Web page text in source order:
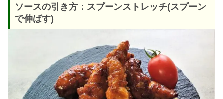
ソースの引き方：スプーンストレッチ(スプーン
で伸ばす)